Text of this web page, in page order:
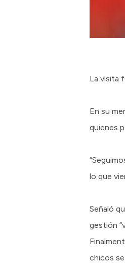
La visita
En su
quienes
lo que
Señaló
gestión
chicos se